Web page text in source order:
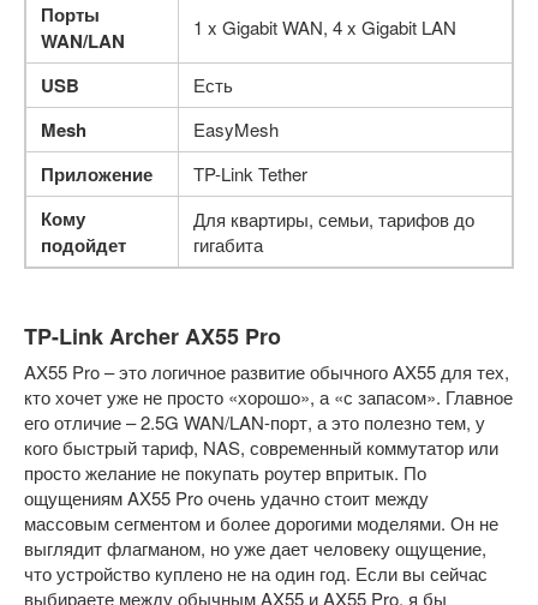
Порты
WAN/LAN
1 x Gigabit WAN, 4 x Gigabit LAN
USB Есть
Mesh EasyMesh
Приложение TP-Link Tether
Кому
подойдет
Для квартиры, семьи, тарифов до
гигабита
TP-Link Archer AX55 Pro
AX55 Pro – это логичное развитие обычного AX55 для тех,
кто хочет уже не просто «хорошо», а «с запасом». Главное
его отличие – 2.5G WAN/LAN-порт, а это полезно тем, у
кого быстрый тариф, NAS, современный коммутатор или
просто желание не покупать роутер впритык. По
ощущениям AX55 Pro очень удачно стоит между
массовым сегментом и более дорогими моделями. Он не
выглядит флагманом, но уже дает человеку ощущение,
что устройство куплено не на один год. Если вы сейчас
выбираете между обычным AX55 и AX55 Pro, я бы